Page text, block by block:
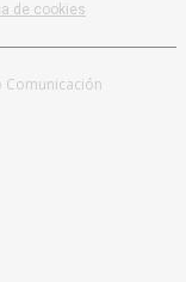
de cookies